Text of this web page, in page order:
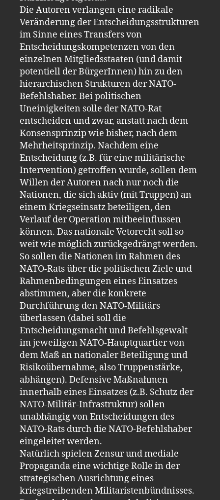
Die Autoren verlangen eine radikale
Veränderung der Entscheidungsstrukturen
im Sinne eines Transfers von
Entscheidungskompetenzen von den
einzelnen Mitgliedsstaaten (und damit
potentiell der BürgerInnen) hin zu den
hierarchischen Strukturen der NATO-
Befehlshaber. Bei politischen
Uneinigkeiten solle der NATO-Rat
entscheiden und zwar, anstatt nach dem
Konsensprinzip wie bisher, nach dem
Mehrheitsprinzip. Nachdem eine
Entscheidung (z.B. für eine militärische
Intervention) getroffen wurde, sollen dem
Willen der Autoren nach nur noch die
Nationen, die sich aktiv (mit Truppen) an
einem Kriegseinsatz beteiligen, den
Verlauf der Operation mitbeeinflussen
können. Das nationale Vetorecht soll so
weit wie möglich zurückgedrängt werden.
So sollen die Nationen im Rahmen des
NATO-Rats über die politischen Ziele und
Rahmenbedingungen eines Einsatzes
abstimmen, aber die konkrete
Durchführung den NATO-Militärs
überlassen (dabei soll die
Entscheidungsmacht und Befehlsgewalt
im jeweiligen NATO-Hauptquartier von
dem Maß an nationaler Beteiligung und
Risikoübernahme, also Truppenstärke,
abhängen). Defensive Maßnahmen
innerhalb eines Einsatzes (z.B. Schutz der
NATO-Militär-Infrastruktur) sollen
unabhängig von Entscheidungen des
NATO-Rats durch die NATO-Befehlshaber
eingeleitet werden.
Natürlich spielen Zensur und mediale
Propaganda eine wichtige Rolle in der
strategischen Ausrichtung eines
kriegstreibenden Militaristenbündnisses.